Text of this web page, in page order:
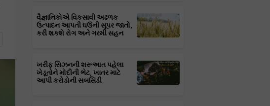
વૈજ્ઞાનિકોએ વિકસાવી અઢળક
ઉત્પાદન આપતી ઘઉંની સૂપર જાતો,
કરી શકશે રોગ અને ગરમી સહન
ખરીફ સિઝનની શરૂઆત પહેલા
ખેડૂતોને મોદીની ભેટ, ખાતર માટે
આપી કરોડોની સબસિડી